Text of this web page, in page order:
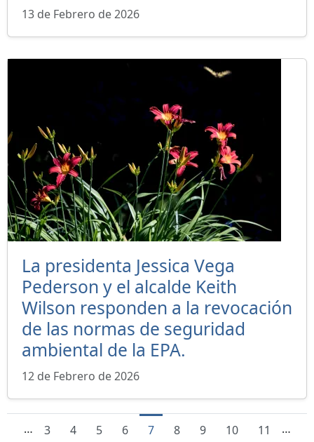
13 de Febrero de 2026
La presidenta Jessica Vega
Pederson y el alcalde Keith
Wilson responden a la revocación
de las normas de seguridad
ambiental de la EPA.
12 de Febrero de 2026
… Page
3 Page
4 Page
5 Page
6 Current page
7 Page
8 Page
9 Page
10 Page
11 …